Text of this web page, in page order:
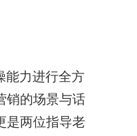
能力进行全方
销的场景与话
是两位指导老